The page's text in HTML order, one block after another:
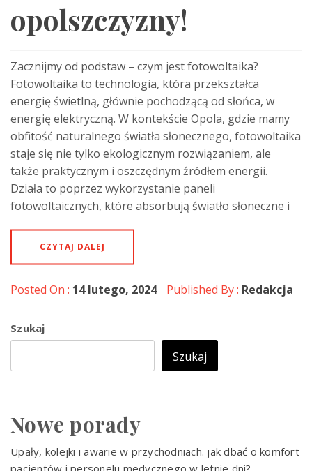
opolszczyzny!
Zacznijmy od podstaw – czym jest fotowoltaika?
Fotowoltaika to technologia, która przekształca
energię świetlną, głównie pochodzącą od słońca, w
energię elektryczną. W kontekście Opola, gdzie mamy
obfitość naturalnego światła słonecznego, fotowoltaika
staje się nie tylko ekologicznym rozwiązaniem, ale
także praktycznym i oszczędnym źródłem energii.
Działa to poprzez wykorzystanie paneli
fotowoltaicznych, które absorbują światło słoneczne i
CZYTAJ DALEJ
Posted On : 14 lutego, 2024 Published By : Redakcja
Szukaj
Szukaj
Nowe porady
Upały, kolejki i awarie w przychodniach. jak dbać o komfort